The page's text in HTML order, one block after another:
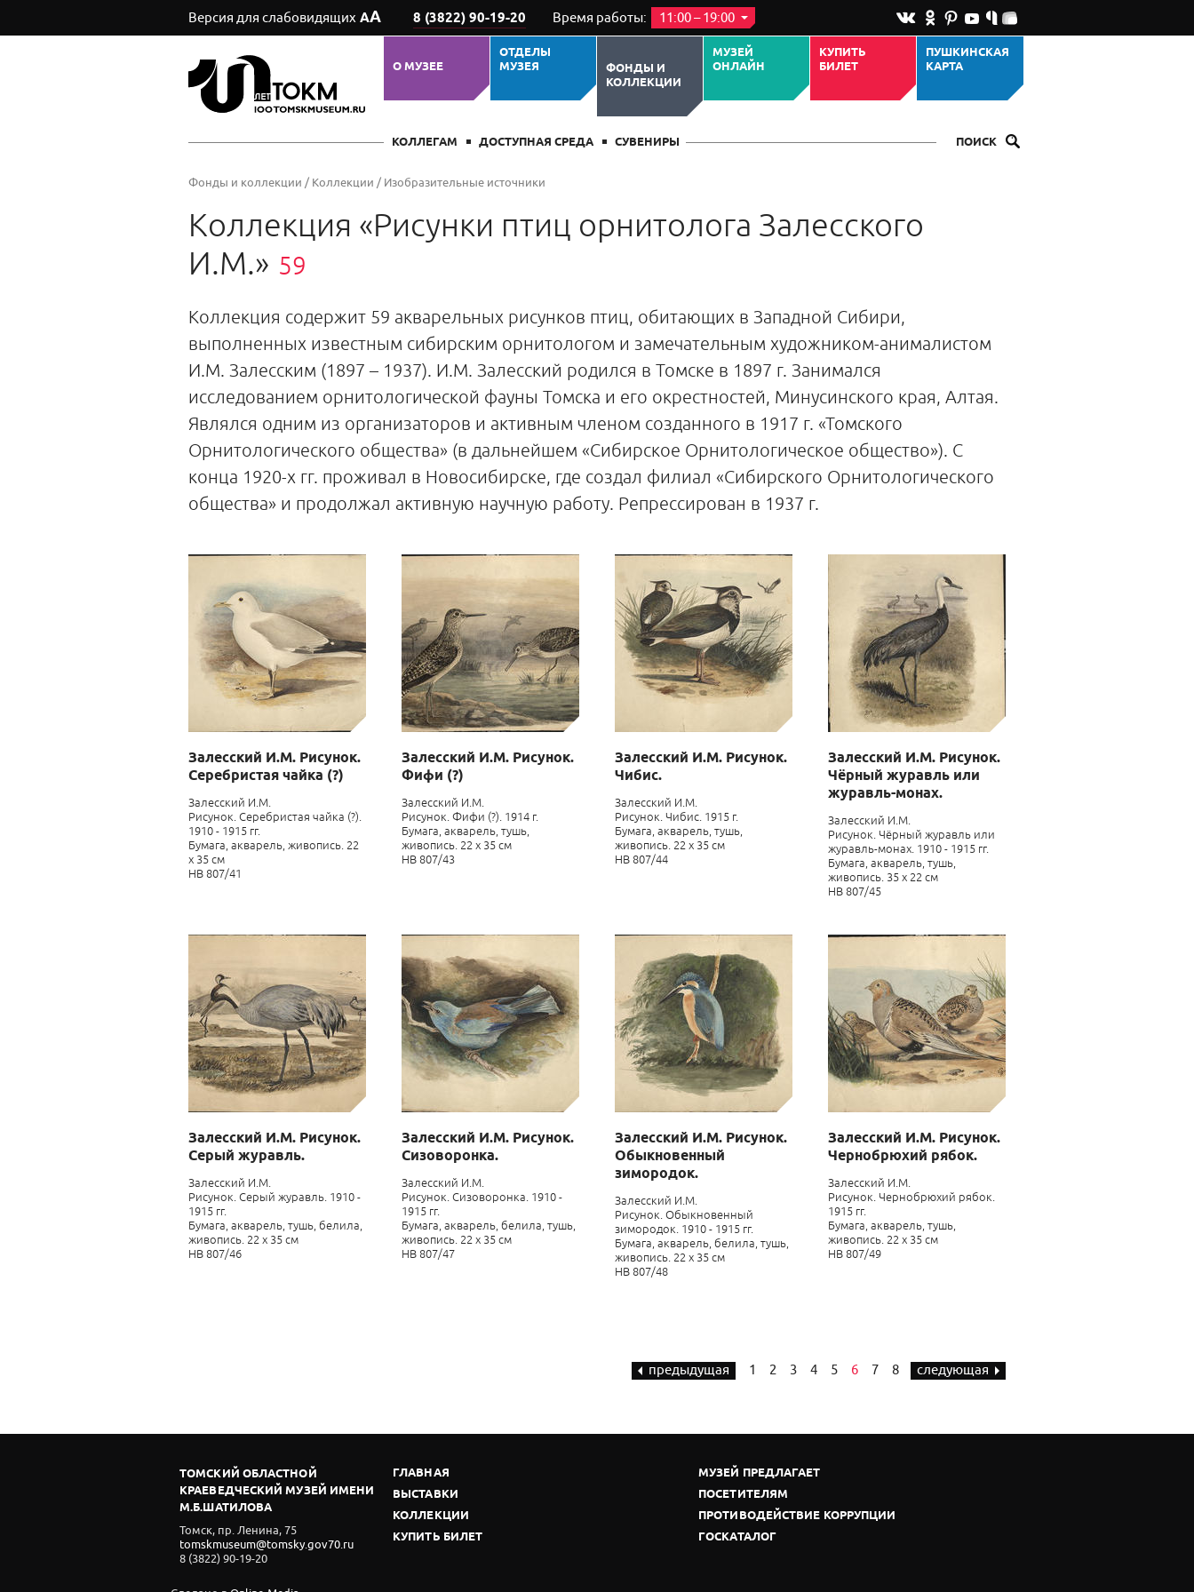
Версия для слабовидящих АА 8 (3822) 90-19-20 Время работы: 11:00 – 19:00
О МУЗЕЕ
ОТДЕЛЫ
МУЗЕЯ
ФОНДЫ И
КОЛЛЕКЦИИ
МУЗЕЙ
ОНЛАЙН
КУПИТЬ
БИЛЕТ
ПУШКИНСКАЯ
КАРТА
КОЛЛЕГАМ ДОСТУПНАЯ СРЕДА СУВЕНИРЫ ПОИСК
Фонды и коллекции / Коллекции / Изобразительные источники
Коллекция «Рисунки птиц орнитолога Залесского
И.М.» 59
Коллекция содержит 59 акварельных рисунков птиц, обитающих в Западной Сибири,
выполненных известным сибирским орнитологом и замечательным художником-анималистом
И.М. Залесским (1897 – 1937). И.М. Залесский родился в Томске в 1897 г. Занимался
исследованием орнитологической фауны Томска и его окрестностей, Минусинского края, Алтая.
Являлся одним из организаторов и активным членом созданного в 1917 г. «Томского
Орнитологического общества» (в дальнейшем «Сибирское Орнитологическое общество»). С
конца 1920-х гг. проживал в Новосибирске, где создал филиал «Сибирского Орнитологического
общества» и продолжал активную научную работу. Репрессирован в 1937 г.
Залесский И.М. Рисунок.
Серебристая чайка (?)
Залесский И.М.
Рисунок. Серебристая чайка (?).
1910 - 1915 гг.
Бумага, акварель, живопись. 22
х 35 см
НВ 807/41
Залесский И.М. Рисунок.
Фифи (?)
Залесский И.М.
Рисунок. Фифи (?). 1914 г.
Бумага, акварель, тушь,
живопись. 22 х 35 см
НВ 807/43
Залесский И.М. Рисунок.
Чибис.
Залесский И.М.
Рисунок. Чибис. 1915 г.
Бумага, акварель, тушь,
живопись. 22 х 35 см
НВ 807/44
Залесский И.М. Рисунок.
Чёрный журавль или
журавль-монах.
Залесский И.М.
Рисунок. Чёрный журавль или
журавль-монах. 1910 - 1915 гг.
Бумага, акварель, тушь,
живопись. 35 х 22 см
НВ 807/45
Залесский И.М. Рисунок.
Серый журавль.
Залесский И.М.
Рисунок. Серый журавль. 1910 -
1915 гг.
Бумага, акварель, тушь, белила,
живопись. 22 х 35 см
НВ 807/46
Залесский И.М. Рисунок.
Сизоворонка.
Залесский И.М.
Рисунок. Сизоворонка. 1910 -
1915 гг.
Бумага, акварель, белила, тушь,
живопись. 22 х 35 см
НВ 807/47
Залесский И.М. Рисунок.
Обыкновенный
зимородок.
Залесский И.М.
Рисунок. Обыкновенный
зимородок. 1910 - 1915 гг.
Бумага, акварель, белила, тушь,
живопись. 22 х 35 см
НВ 807/48
Залесский И.М. Рисунок.
Чернобрюхий рябок.
Залесский И.М.
Рисунок. Чернобрюхий рябок.
1915 гг.
Бумага, акварель, тушь,
живопись. 22 х 35 см
НВ 807/49
предыдущая 1 2 3 4 5 6 7 8 следующая
ТОМСКИЙ ОБЛАСТНОЙ
КРАЕВЕДЧЕСКИЙ МУЗЕЙ ИМЕНИ
М.Б.ШАТИЛОВА
Томск, пр. Ленина, 75
tomskmuseum@tomsky.gov70.ru
8 (3822) 90-19-20
ГЛАВНАЯ
МУЗЕЙ ПРЕДЛАГАЕТ
ВЫСТАВКИ
ПОСЕТИТЕЛЯМ
КОЛЛЕКЦИИ
ПРОТИВОДЕЙСТВИЕ КОРРУПЦИИ
КУПИТЬ БИЛЕТ
ГОСКАТАЛОГ